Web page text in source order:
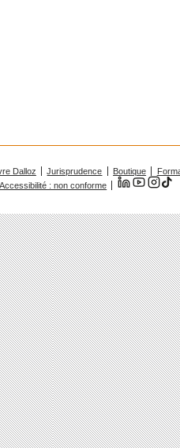
Dalloz Jurisprudence Boutique
Accessibilité : non conforme